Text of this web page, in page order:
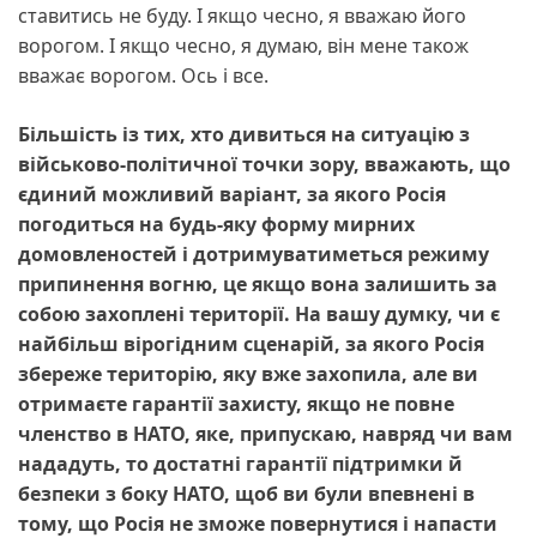
ставитись не буду. І якщо чесно, я вважаю його
ворогом. І якщо чесно, я думаю, він мене також
вважає ворогом. Ось і все.
Більшість із тих, хто дивиться на ситуацію з
військово-політичної точки зору, вважають, що
єдиний можливий варіант, за якого Росія
погодиться на будь-яку форму мирних
домовленостей і дотримуватиметься режиму
припинення вогню, це якщо вона залишить за
собою захоплені території. На вашу думку, чи є
найбільш вірогідним сценарій, за якого Росія
збереже територію, яку вже захопила, але ви
отримаєте гарантії захисту, якщо не повне
членство в НАТО, яке, припускаю, навряд чи вам
нададуть, то достатні гарантії підтримки й
безпеки з боку НАТО, щоб ви були впевнені в
тому, що Росія не зможе повернутися і напасти